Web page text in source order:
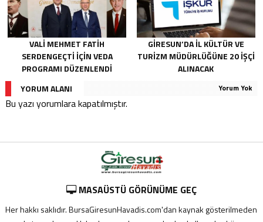
VALI MEHMET FATIH
SERDENGEÇTI İÇIN VEDA
PROGRAMI DÜZENLENDI
GIRESUN’DA İL KÜLTÜR VE
TURIZM MÜDÜRLÜĞÜNE 20 İŞÇI
ALINACAK
YORUM ALANI
Yorum Yok
Bu yazı yorumlara kapatılmıştır.
MASAÜSTÜ GÖRÜNÜME GEÇ
Her hakkı saklıdır. BursaGiresunHavadis.com'dan kaynak gösterilmeden